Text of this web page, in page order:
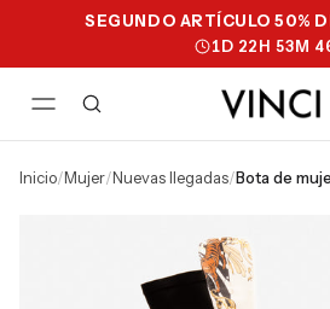
SEGUNDO ARTÍCULO 50%
1D 22H 53M
inicio/ mujer/ nuevas llegadas/ bota de